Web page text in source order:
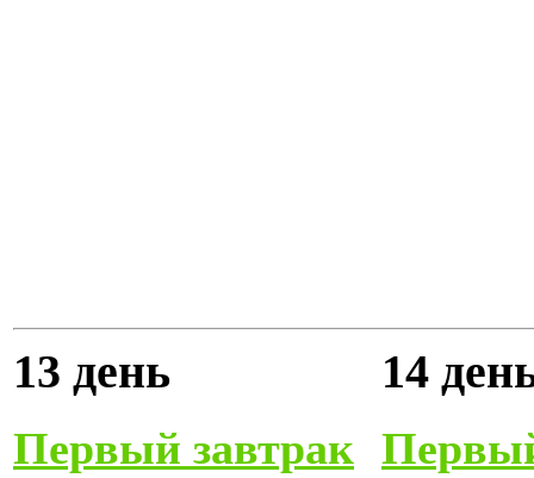
13 день
Первый завтрак
14